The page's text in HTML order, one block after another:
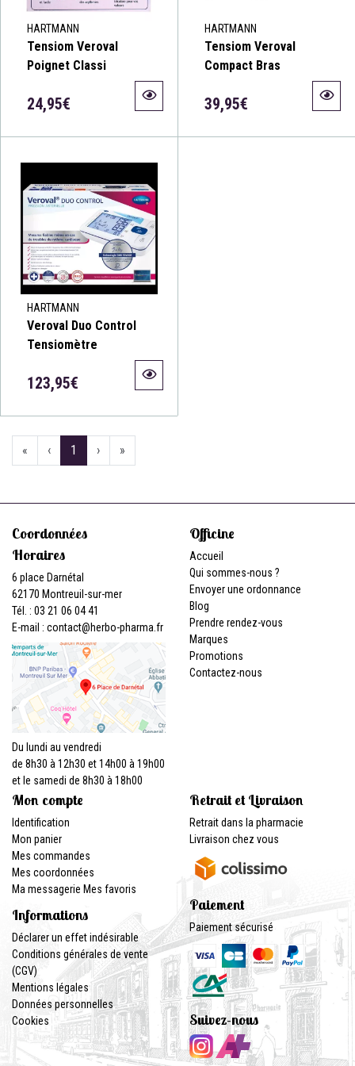
HARTMANN
Tensiom Veroval
Poignet Classi
24,95€
HARTMANN
Tensiom Veroval
Compact Bras
39,95€
HARTMANN
Veroval Duo Control
Tensiomètre
123,95€
« ‹ 1 › »
Coordonnées
Horaires
6 place Darnétal
62170 Montreuil-sur-mer
Tél. : 03 21 06 04 41
E-mail : contact@herbo-pharma.fr
Du lundi au vendredi
de 8h30 à 12h30 et 14h00 à 19h00
et le samedi de 8h30 à 18h00
Officine
Accueil
Qui sommes-nous ?
Envoyer une ordonnance
Blog
Prendre rendez-vous
Marques
Promotions
Contactez-nous
Mon compte
Identification
Mon panier
Mes commandes
Mes coordonnées
Ma messagerie Mes favoris
Informations
Déclarer un effet indésirable
Conditions générales de vente
(CGV)
Mentions légales
Données personnelles
Cookies
Retrait et Livraison
Retrait dans la pharmacie
Livraison chez vous
Paiement
Paiement sécurisé
Suivez-nous